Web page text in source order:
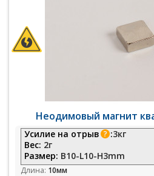
Неодимовый магнит
Усилие на отрыв :3кг
Вес: 2г
Размер: B10-L10-H3mm
Длина: 10мм